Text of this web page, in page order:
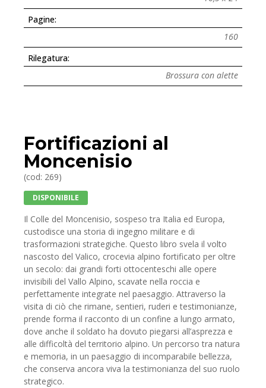
Pagine:
160
Rilegatura:
Brossura con alette
Fortificazioni al
Moncenisio
(cod: 269)
DISPONIBILE
Il Colle del Moncenisio, sospeso tra Italia ed Europa,
custodisce una storia di ingegno militare e di
trasformazioni strategiche. Questo libro svela il volto
nascosto del Valico, crocevia alpino fortificato per oltre
un secolo: dai grandi forti ottocenteschi alle opere
invisibili del Vallo Alpino, scavate nella roccia e
perfettamente integrate nel paesaggio. Attraverso la
visita di ciò che rimane, sentieri, ruderi e testimonianze,
prende forma il racconto di un confine a lungo armato,
dove anche il soldato ha dovuto piegarsi all’asprezza e
alle difficoltà del territorio alpino. Un percorso tra natura
e memoria, in un paesaggio di incomparabile bellezza,
che conserva ancora viva la testimonianza del suo ruolo
strategico.